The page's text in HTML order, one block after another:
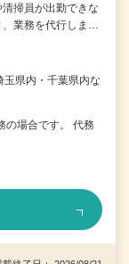
掃員が出勤できな
業務を代行しま…
県内・千葉県内な
場合です。 代務